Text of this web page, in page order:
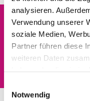
analysieren.
Verwendung unserer
soziale Medien,
Partner führen diese
weiteren Daten
Notwendig
Dies